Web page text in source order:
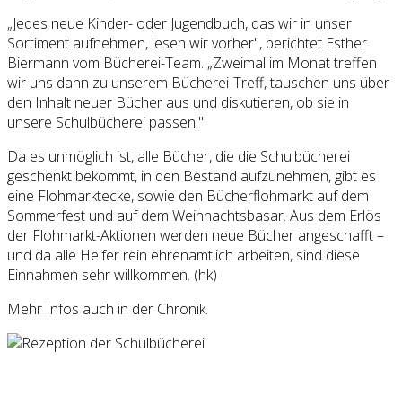
„Jedes neue Kinder- oder Jugendbuch, das wir in unser
Sortiment aufnehmen, lesen wir vorher", berichtet Esther
Biermann vom Bücherei-Team. „Zweimal im Monat treffen
wir uns dann zu unserem Bücherei-Treff, tauschen uns über
den Inhalt neuer Bücher aus und diskutieren, ob sie in
unsere Schulbücherei passen."
Da es unmöglich ist, alle Bücher, die die Schulbücherei
geschenkt bekommt, in den Bestand aufzunehmen, gibt es
eine Flohmarktecke, sowie den Bücherflohmarkt auf dem
Sommerfest und auf dem Weihnachtsbasar. Aus dem Erlös
der Flohmarkt-Aktionen werden neue Bücher angeschafft –
und da alle Helfer rein ehrenamtlich arbeiten, sind diese
Einnahmen sehr willkommen. (hk)
Mehr Infos auch in der Chronik.